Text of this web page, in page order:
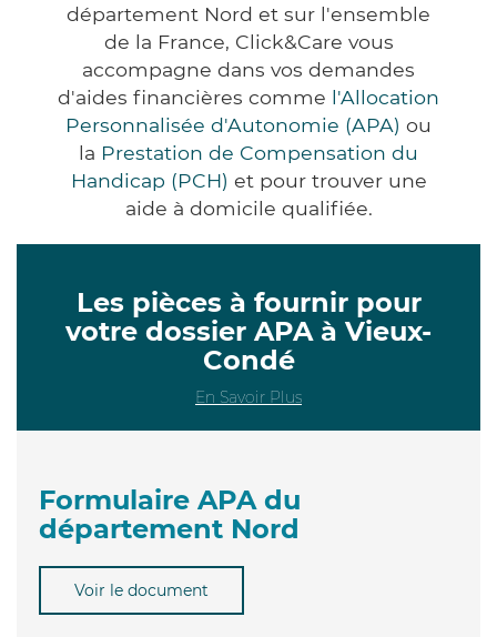
département Nord et sur l'ensemble
de la France, Click&Care vous
accompagne dans vos demandes
d'aides financières comme l'Allocation
Personnalisée d'Autonomie (APA) ou
la Prestation de Compensation du
Handicap (PCH) et pour trouver une
aide à domicile qualifiée.
Les pièces à fournir pour
votre dossier APA à Vieux-
Condé
En Savoir Plus
Formulaire APA du
département Nord
Voir le document